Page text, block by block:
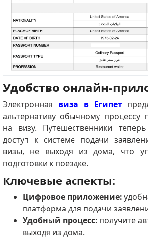
Удобство онлайн-
Электронная виза в Египет
альтернативу обычному процессу
на визу. Путешественники
доступ к системе подачи
визы, не выходя из дома, что
подготовки к поездке.
Ключевые аспекты:
Цифровое приложение:
платформа для подачи
Удобный процесс: получите
выходя из дома.